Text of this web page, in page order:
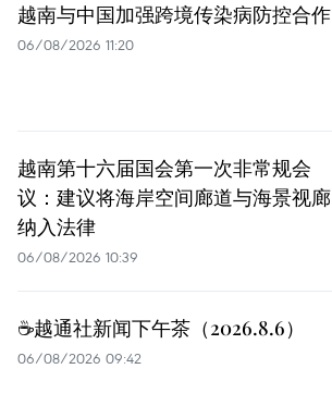
越南与中国加强跨境传染病防控合作
06/08/2026 11:20
越南第十六届国会第一次非常规会
议：建议将海岸空间廊道与海景视廊
纳入法律
06/08/2026 10:39
☕️越通社新闻下午茶（2026.8.6）
06/08/2026 09:42